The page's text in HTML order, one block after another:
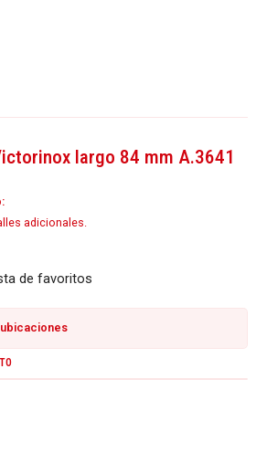
largo 84 mm A.3641
adicionales.
de favoritos